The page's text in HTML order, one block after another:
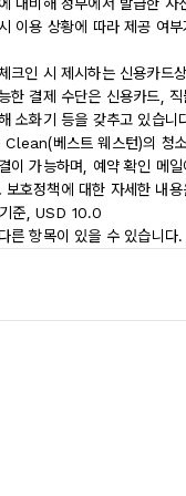
이용 상황에 따라 제공 여
크인 시 제시하는 신용카드
한 결제 수단은 신용카드,
소화기 등을 갖추고 있습니
베스트 웨스턴)의 청
이 가능하며, 예약 확인 메
보호정책에 대한 자세
준, USD 10.0
른 항목이 있을 수 있습니